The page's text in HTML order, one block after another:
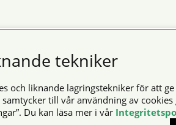
© 2026
tekniker
och liknande lagringstekniker för att
till vår användning av
Du kan läsa mer i vår